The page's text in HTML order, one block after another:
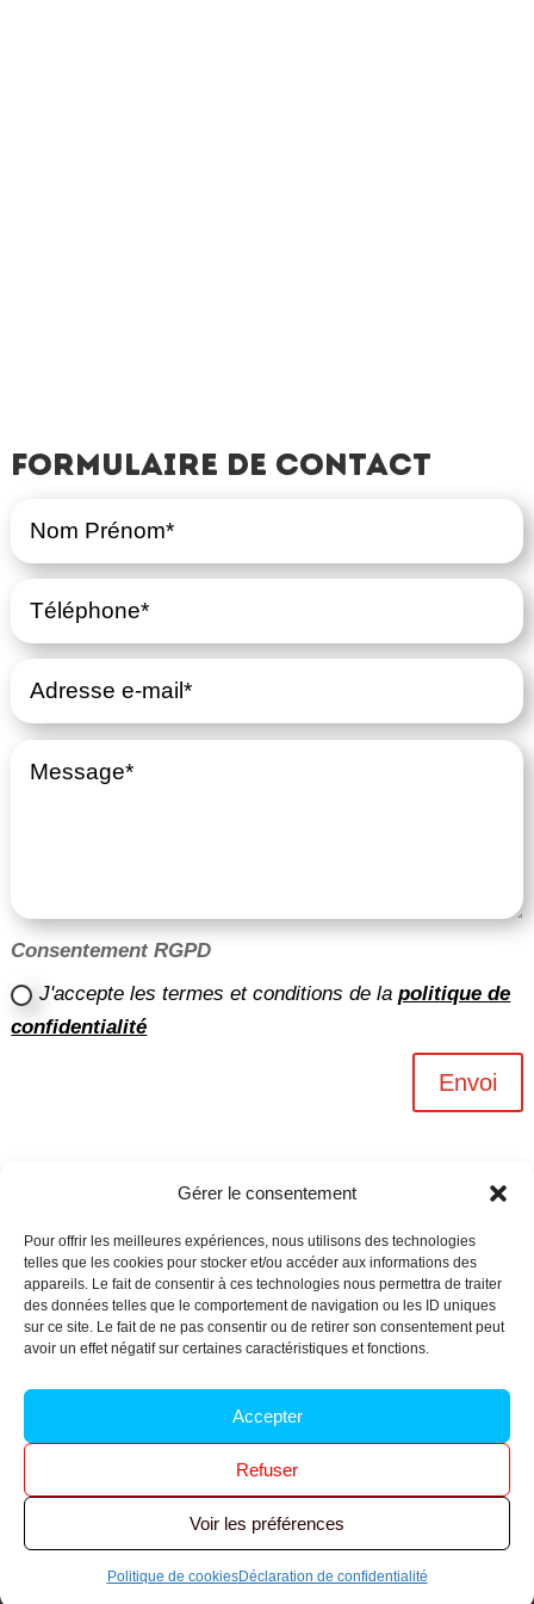
Gérer le consentement
Pour offrir les meilleures expériences, nous utilisons des technologies
telles que les cookies pour stocker et/ou accéder aux informations des
appareils. Le fait de consentir à ces technologies nous permettra de traiter
des données telles que le comportement de navigation ou les ID uniques
sur ce site. Le fait de ne pas consentir ou de retirer son consentement peut
avoir un effet négatif sur certaines caractéristiques et fonctions.
Accepter
Refuser
Voir les préférences
Politique de cookiesDéclaration de confidentialité
Formulaire de contact
Consentement RGPD
J'accepte les termes et conditions de lapolitique de
confidentialité
Envoi
Archives n-6
Politique de confidentialité–
© 2026 FNIC CGT – Tous droits réservés.